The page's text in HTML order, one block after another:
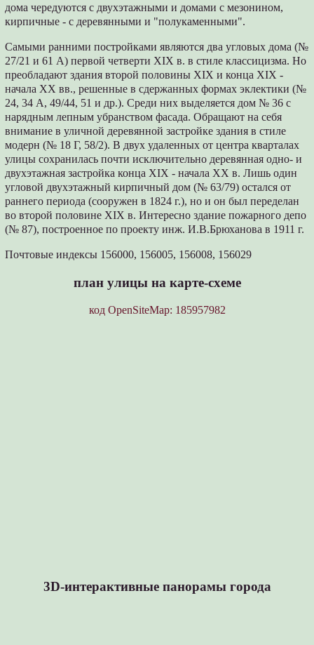
дома чередуются с двухэтажными и домами с мезонином,
кирпичные - с деревянными и "полукаменными".
Самыми ранними постройками являются два угловых дома (№
27/21 и 61 А) первой четверти XIX в. в стиле классицизма. Но
преобладают здания второй половины XIX и конца XIX -
начала ХХ вв., решенные в сдержанных формах эклектики (№
24, 34 А, 49/44, 51 и др.). Среди них выделяется дом № 36 с
нарядным лепным убранством фасада. Обращают на себя
внимание в уличной деревянной застройке здания в стиле
модерн (№ 18 Г, 58/2). В двух удаленных от центра кварталах
улицы сохранилась почти исключительно деревянная одно- и
двухэтажная застройка конца XIX - начала ХХ в. Лишь один
угловой двухэтажный кирпичный дом (№ 63/79) остался от
раннего периода (сооружен в 1824 г.), но и он был переделан
во второй половине XIX в. Интересно здание пожарного депо
(№ 87), построенное по проекту инж. И.В.Брюханова в 1911 г.
Почтовые индексы 156000, 156005, 156008, 156029
план улицы на карте-схеме
код OpenSiteMap: 185957982
3D-интерактивные панорамы города